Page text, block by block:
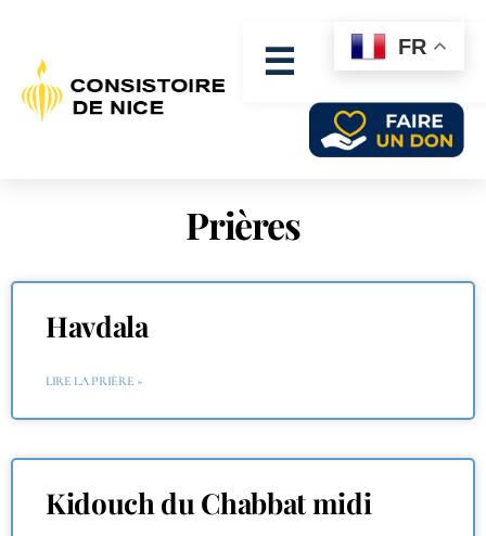
☰
Prières
Havdala
LIRE LA PRIÈRE »
Kidouch du Chabbat midi
FR